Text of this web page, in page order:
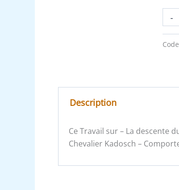
-
Description
Ce Travail sur – La descente
Chevalier Kadosch –